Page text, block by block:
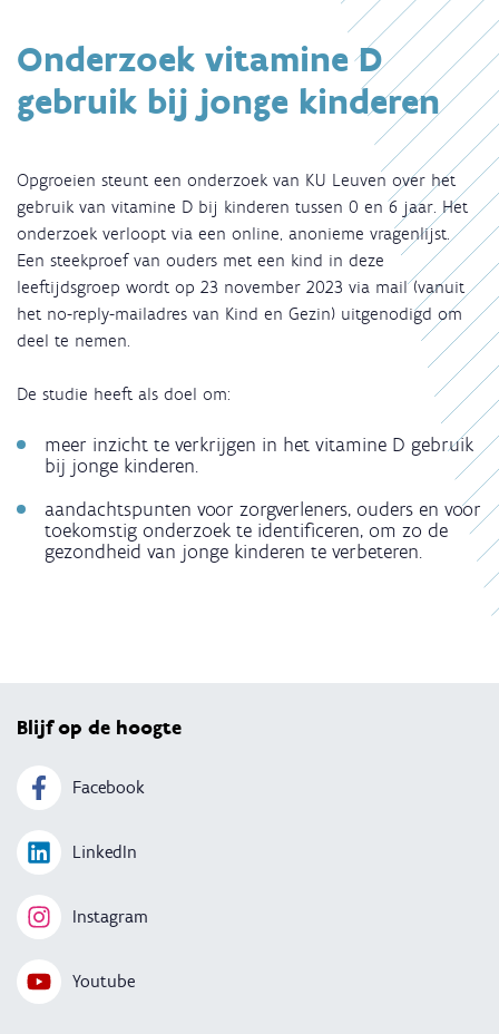
Onderzoek vitamine D
gebruik bij jonge kinderen
Opgroeien steunt een onderzoek van KU Leuven over het
gebruik van vitamine D bij kinderen tussen 0 en 6 jaar. Het
onderzoek verloopt via een online, anonieme vragenlijst.
Een steekproef van ouders met een kind in deze
leeftijdsgroep wordt op 23 november 2023 via mail (vanuit
het no-reply-mailadres van Kind en Gezin) uitgenodigd om
deel te nemen.
De studie heeft als doel om:
meer inzicht te verkrijgen in het vitamine D gebruik
bij jonge kinderen.
aandachtspunten voor zorgverleners, ouders en voor
toekomstig onderzoek te identificeren, om zo de
gezondheid van jonge kinderen te verbeteren.
Blijf op de hoogte
Facebook
LinkedIn
Instagram
Youtube